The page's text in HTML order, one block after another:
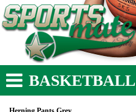
BASKETBALL